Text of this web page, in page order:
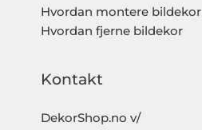
Hvordan montere bildekor
Hvordan fjerne bildekor
Kontakt
DekorShop.no v/